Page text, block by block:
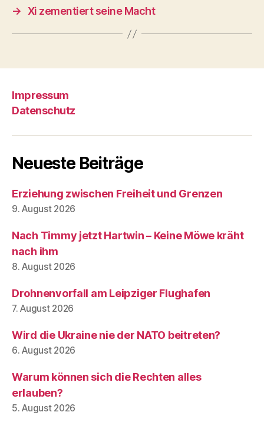
→ Xi zementiert seine Macht
Impressum
Datenschutz
Neueste Beiträge
Erziehung zwischen Freiheit und Grenzen
9. August 2026
Nach Timmy jetzt Hartwin – Keine Möwe kräht
nach ihm
8. August 2026
Drohnenvorfall am Leipziger Flughafen
7. August 2026
Wird die Ukraine nie der NATO beitreten?
6. August 2026
Warum können sich die Rechten alles
erlauben?
5. August 2026